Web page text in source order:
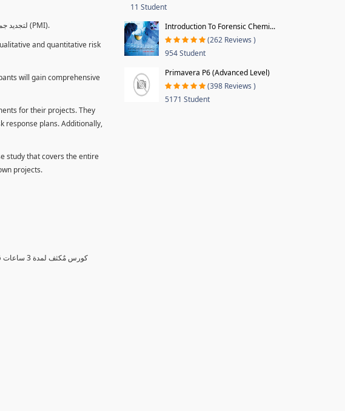
يمكن للطلاب استخدام ساعات هذا البرنامج كوحدات تطوير المهنة (PDUs) لتجديد جميع الشهادات المهنية الأخرى مثل شهادات إدارة المشاريع العالمية (PMI).
and quantitative risk
will gain comprehensive
for their projects. They
response plans. Additionally,
study that covers the entire
projects.
كورس
11 Student
Introduction To Forensic Chemi...
(262 Reviews )
954 Student
Primavera P6 (Advanced Level)
(398 Reviews )
5171 Student